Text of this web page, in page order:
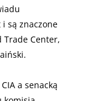
są znaczone
Center,
a senacką